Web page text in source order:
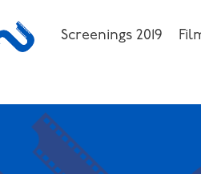
Screenings 2019